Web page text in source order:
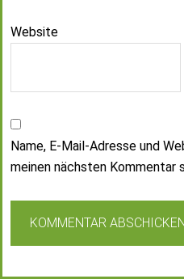
Website
Name, E-Mail-Adresse und
meinen nächsten Kommentar